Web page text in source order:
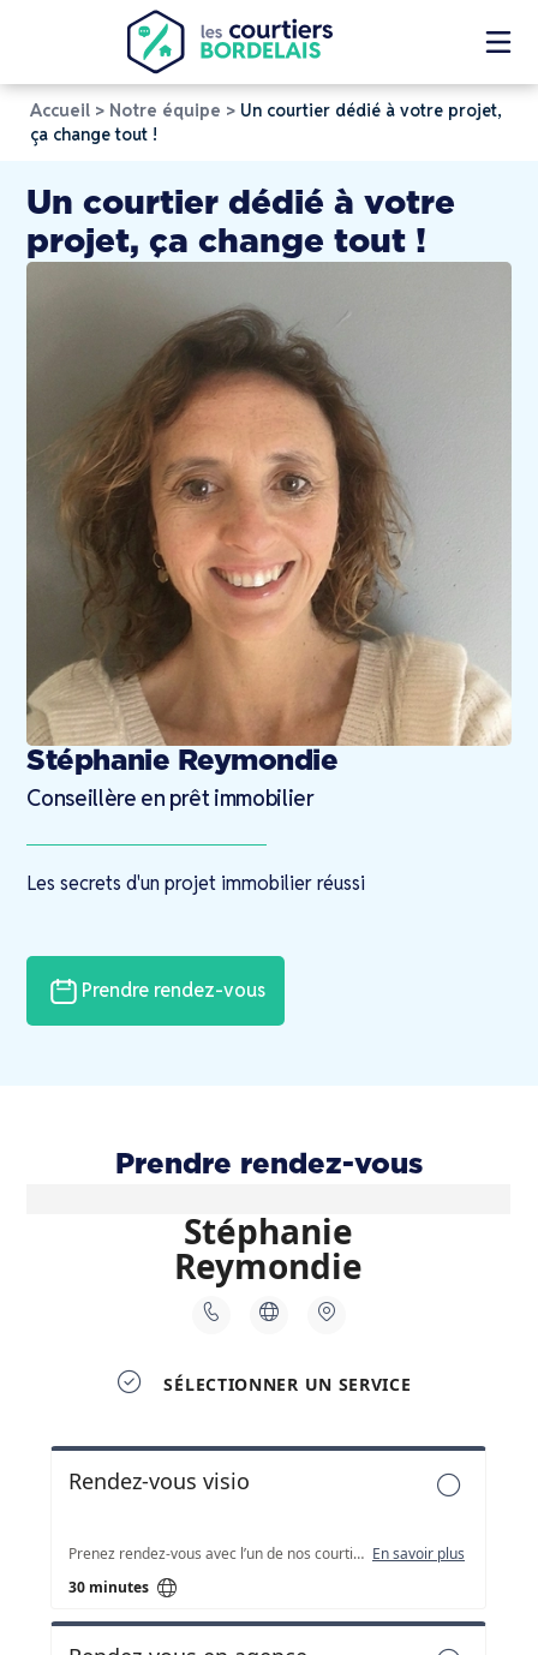
Accueil > Notre équipe > Un courtier dédié à votre projet,
ça change tout !
Un courtier dédié à votre
projet, ça change tout !
Stéphanie Reymondie
Conseillère en prêt immobilier
Les secrets d'un projet immobilier réussi
Prendre rendez-vous
Prendre rendez-vous